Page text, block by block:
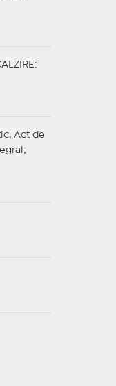
:
Act de